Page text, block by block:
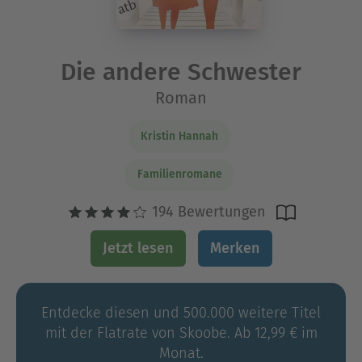
Die andere Schwester
Roman
Kristin Hannah
Familienromane
194 Bewertungen
Jetzt lesen Merken
Entdecke diesen und 500.000 weitere Titel
mit der Flatrate von Skoobe. Ab 12,99 € im
Monat.